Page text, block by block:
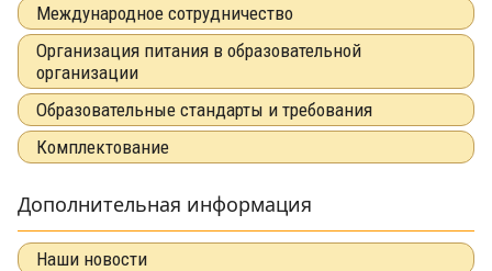
Международное сотрудничество
Организация питания в образовательной
организации
Образовательные стандарты и требования
Комплектование
Дополнительная информация
Наши новости